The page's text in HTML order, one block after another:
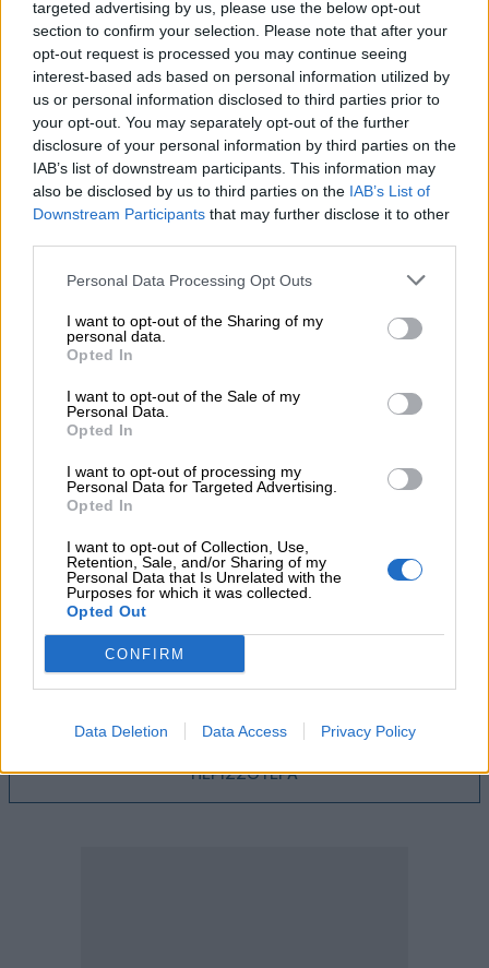
targeted advertising by us, please use the below opt-out
section to confirm your selection. Please note that after your
opt-out request is processed you may continue seeing
interest-based ads based on personal information utilized by
us or personal information disclosed to third parties prior to
your opt-out. You may separately opt-out of the further
disclosure of your personal information by third parties on the
IAB’s list of downstream participants. This information may
also be disclosed by us to third parties on the IAB’s List of
Downstream Participants that may further disclose it to other
Personal Data Processing Opt Outs
I want to opt-out of the Sharing of my
personal data.
Opted In
I want to opt-out of the Sale of my
Personal Data.
Opted In
I want to opt-out of processing my
Personal Data for Targeted Advertising.
Opted In
I want to opt-out of Collection, Use,
Retention, Sale, and/or Sharing of my
Personal Data that Is Unrelated with the
Purposes for which it was collected.
Opted Out
CONFIRM
Data Deletion Data Access Privacy Policy
Μείωση ασφαλιστικών εισφορών ύψους 240 εκατ. ευρώ
ζητούν οι έμποροι από την Κυβέρνηση
06.08.2026 - 10:45
Ευρώπη: Μπορεί η κλιματική αλλαγή να οδηγήσει σε
ενεργειακή κρίση;
06.08.2026 - 09:15
Στέλιος Λιανός – INTERAMERICAN / Αθηναϊκή Γενική Κλινική
06.08.2026 - 08:40
ελληνικές τράπεζες «πρωταθλήτριες» στα δάνεια, νέο deal
Randy Schekman, Νομπελίστας Ιατρικής: «Σε πέντε χρόνια
μπορεί να έχουμε θεραπεία που αναστέλλει την εξέλιξη του
05.08.2026
Ε.Ε και παράνομη μετανάστευση: προτάσεις και δράσεις με
παρονομαστή το κοινό συμφέρον
05.08.2026
Αντώνης Βουκλαρής - «ΕΡΡΙΚΟΣ ΝΤΥΝΑΝ»
ΠΕΡΙΣΣΟΤΕΡΑ